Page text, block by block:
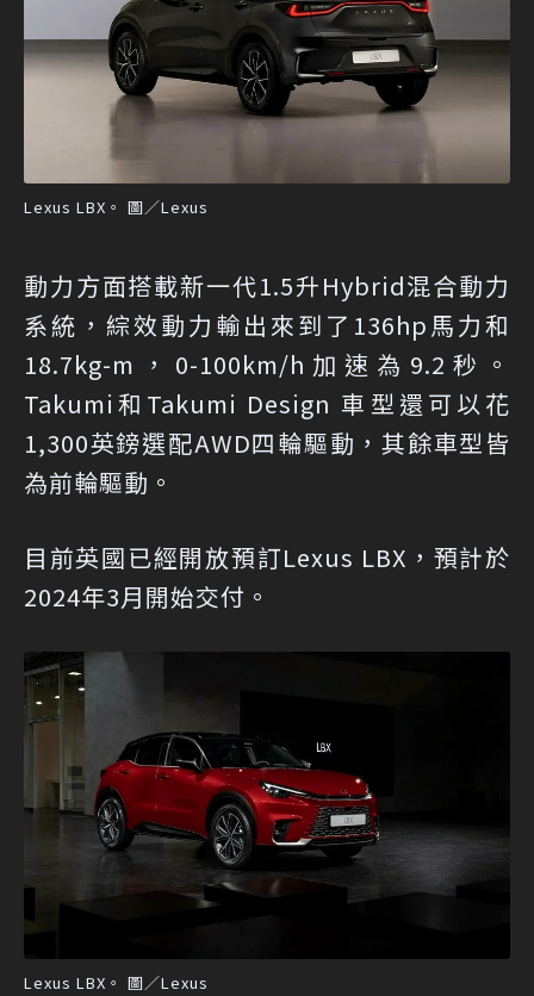
Lexus LBX。 圖／Lexus
動力方面搭載新一代1.5升Hybrid混合動力
系統，綜效動力輸出來到了136hp馬力和
18.7kg-m，0-100km/h加速為9.2秒。
Takumi和Takumi Design 車型還可以花
1,300英鎊選配AWD四輪驅動，其餘車型皆
為前輪驅動。
目前英國已經開放預訂Lexus LBX，預計於
2024年3月開始交付。
Lexus LBX。 圖／Lexus